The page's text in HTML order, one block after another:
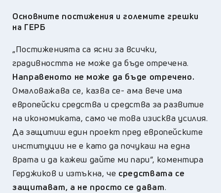
Основните постижения и големите грешки
на ГЕРБ
„Постиженията са ясни за всички,
градивността не може да бъде отречена.
Направеното не може да бъде отречено.
Омаловажава се, казва се- ама вече има
европейски средства и средства за развитие
на икономиката, само че това изисква усилия.
Да защитиш един проект пред европейските
институции не е като да почукаш на една
врата и да кажеш дайте ми пари“, коментира
Герджиков и изтъкна, че средствата се
защитават, а не просто се дават.